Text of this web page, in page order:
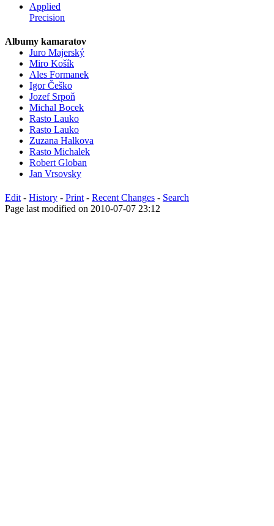
Applied
Precision
Albumy kamaratov
Juro Majerský
Miro Košík
Ales Formanek
Igor Češko
Jozef Srpoň
Michal Bocek
Rasto Lauko
Rasto Lauko
Zuzana Halkova
Rasto Michalek
Robert Globan
Jan Vrsovsky
Edit - History - Print - Recent Changes - Search
Page last modified on 2010-07-07 23:12